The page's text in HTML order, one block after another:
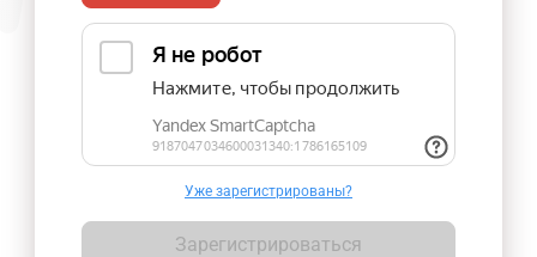
Уже зарегистрированы?
Зарегистрироваться